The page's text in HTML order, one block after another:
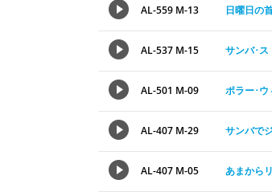
AL-559 M-13 日曜日の
AL-537 M-15 サンバ･ス
AL-501 M-09 ポラー･ウ
AL-407 M-29 サンバで
AL-407 M-05 あまから